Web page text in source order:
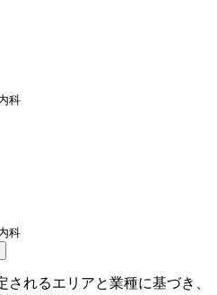
科
科
れるエリアと業種に基づき、